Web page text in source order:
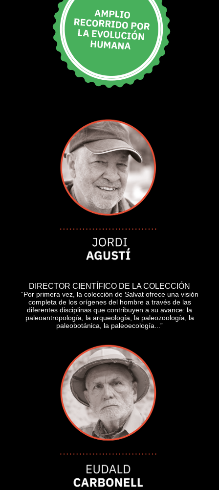
DIRECTOR CIENTÍFICO DE LA COLECCIÓN
“Por primera vez, la colección de Salvat ofrece una visión
completa de los orígenes del hombre a través de las
diferentes disciplinas que contribuyen a su avance: la
paleoantropología, la arqueología, la paleozoología, la
paleobotánica, la paleoecología...”